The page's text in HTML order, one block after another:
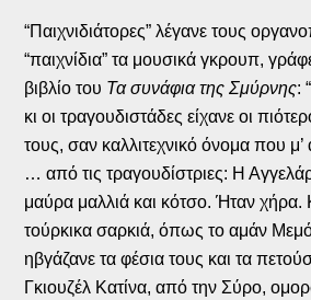
“Παιχνιδιάτορες” λέγανε τους
“παιχνίδια” τα μουσικά γκρουπ,
βιβλίο του Τα συνάφια της Σμύρνης:
κι οι τραγουδιστάδες είχανε οι
τους, σαν καλλιτεχνικό όνομα που
… από τις τραγουδίστριες: Η
μαύρα μαλλιά και κότσο. Ήταν χήρα.
τούρκικα σαρκιά, όπως το αμάν
ηβγάζανε τα φέσια τους και τα
Γκιουζέλ Κατίνα, από την Σύρο,